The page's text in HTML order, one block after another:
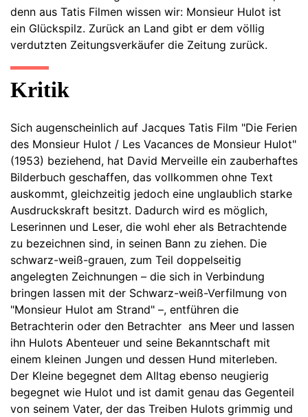
denn aus Tatis Filmen wissen wir: Monsieur Hulot ist
ein Glückspilz. Zurück an Land gibt er dem völlig
verdutzten Zeitungsverkäufer die Zeitung zurück.
Kritik
Sich augenscheinlich auf Jacques Tatis Film "Die Ferien
des Monsieur Hulot / Les Vacances de Monsieur Hulot"
(1953) beziehend, hat David Merveille ein zauberhaftes
Bilderbuch geschaffen, das vollkommen ohne Text
auskommt, gleichzeitig jedoch eine unglaublich starke
Ausdruckskraft besitzt. Dadurch wird es möglich,
Leserinnen und Leser, die wohl eher als Betrachtende
zu bezeichnen sind, in seinen Bann zu ziehen. Die
schwarz-weiß-grauen, zum Teil doppelseitig
angelegten Zeichnungen – die sich in Verbindung
bringen lassen mit der Schwarz-weiß-Verfilmung von
"Monsieur Hulot am Strand" –, entführen die
Betrachterin oder den Betrachter ans Meer und lassen
ihn Hulots Abenteuer und seine Bekanntschaft mit
einem kleinen Jungen und dessen Hund miterleben.
Der Kleine begegnet dem Alltag ebenso neugierig
begegnet wie Hulot und ist damit genau das Gegenteil
von seinem Vater, der das Treiben Hulots grimmig und